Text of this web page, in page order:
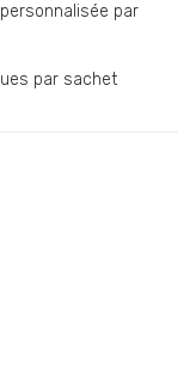
par
par sachet